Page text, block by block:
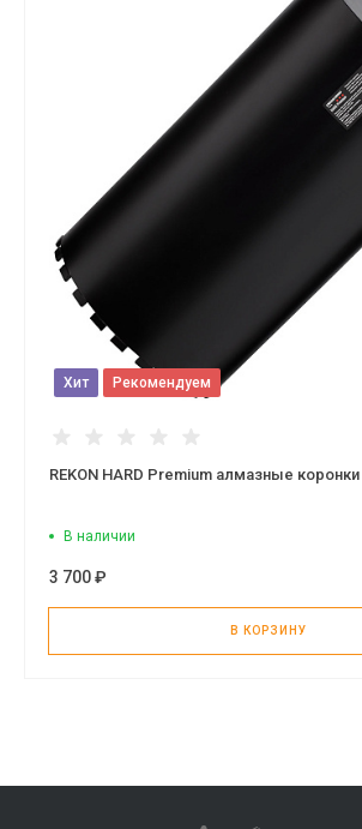
Хит Рекомендуем
REKON HARD Premium алмазные коронки
В наличии
3 700 ₽
В КОРЗИНУ